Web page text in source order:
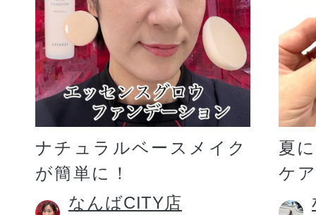
ギフト
ご利用ガイド
よくあるご質問
ナチュラルベースメイク
が簡単に！
なんばCITY店
夏
ケ